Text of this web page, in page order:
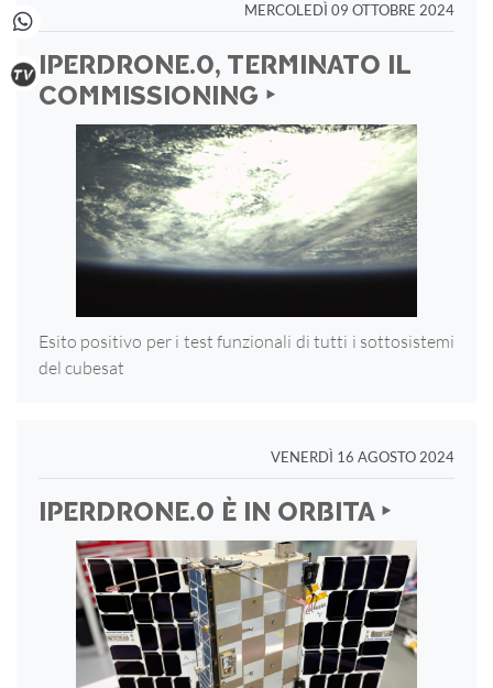
MERCOLEDÌ 09 OTTOBRE 2024
IPERDRONE.0, TERMINATO IL
COMMISSIONING ‣
Esito positivo per i test funzionali di tutti i sottosistemi
del cubesat
VENERDÌ 16 AGOSTO 2024
IPERDRONE.0 È IN ORBITA ‣